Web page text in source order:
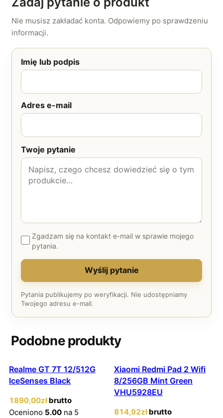
Nie musisz zakładać konta. Odpowiemy po sprawdzeniu
informacji.
Imię lub podpis
Adres e-mail
Twoje pytanie
Zgadzam się na kontakt e-mail w sprawie mojego
pytania.
Wyślij pytanie
Pytania publikujemy po weryfikacji. Nie udostępniamy
Twojego adresu e-mail.
Podobne produkty
Realme GT 7T 12/512G
IceSenses Black
1890,00zł brutto
Oceniono 5.00 na 5
Xiaomi Redmi Pad 2 Wifi
8/256GB Mint Green
VHU5928EU
814,92zł brutto